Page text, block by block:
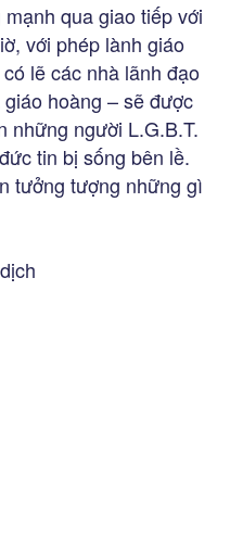
qua giao tiếp với
với phép lành giáo
lẽ các nhà lãnh đạo
hoàng – sẽ được
những người L.G.B.T.
tin bị sống bên lề.
tưởng tượng những gì